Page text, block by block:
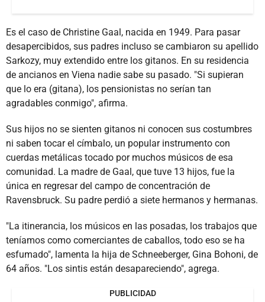
Es el caso de Christine Gaal, nacida en 1949. Para pasar
desapercibidos, sus padres incluso se cambiaron su apellido
Sarkozy, muy extendido entre los gitanos. En su residencia
de ancianos en Viena nadie sabe su pasado. "Si supieran
que lo era (gitana), los pensionistas no serían tan
agradables conmigo", afirma.
Sus hijos no se sienten gitanos ni conocen sus costumbres
ni saben tocar el címbalo, un popular instrumento con
cuerdas metálicas tocado por muchos músicos de esa
comunidad. La madre de Gaal, que tuve 13 hijos, fue la
única en regresar del campo de concentración de
Ravensbruck. Su padre perdió a siete hermanos y hermanas.
"La itinerancia, los músicos en las posadas, los trabajos que
teníamos como comerciantes de caballos, todo eso se ha
esfumado", lamenta la hija de Schneeberger, Gina Bohoni, de
64 años. "Los sintis están desapareciendo", agrega.
PUBLICIDAD